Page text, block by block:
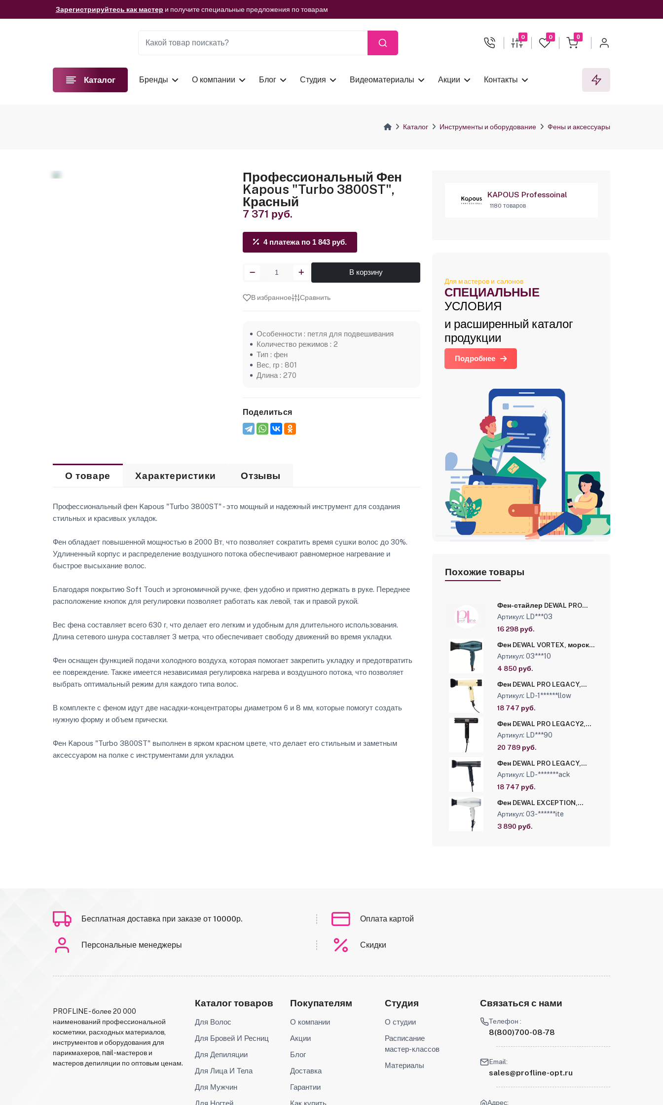
Зарегистрируйтесь как мастер и получите специальные предложения по товарам
Мы подготовили для вас видеоматериалы! Смотреть сейчас
0 0 0
Каталог Бренды О компании Блог Студия Видеоматериалы Акции Контакты
Каталог Инструменты и оборудование Фены и аксессуары
Профессиональный Фен
Kapous "Turbo 3800ST",
Красный
7 371 руб.
4 платежа по 1 843 руб.
В корзину
В избранное Сравнить
Особенности : петля для подвешивания
Количество режимов : 2
Тип : фен
Вес, гр : 801
Длина : 270
Поделиться
О товаре Характеристики Отзывы
Профессиональный фен Kapous "Turbo 3800ST" - это мощный и надежный инструмент для создания
стильных и красивых укладок.
Фен обладает повышенной мощностью в 2000 Вт, что позволяет сократить время сушки волос до 30%.
Удлиненный корпус и распределение воздушного потока обеспечивают равномерное нагревание и
быстрое высыхание волос.
Благодаря покрытию Soft Touch и эргономичной ручке, фен удобно и приятно держать в руке. Переднее
расположение кнопок для регулировки позволяет работать как левой, так и правой рукой.
Вес фена составляет всего 630 г, что делает его легким и удобным для длительного использования.
Длина сетевого шнура составляет 3 метра, что обеспечивает свободу движений во время укладки.
Фен оснащен функцией подачи холодного воздуха, которая помогает закрепить укладку и предотвратить
ее повреждение. Также имеется независимая регулировка нагрева и воздушного потока, что позволяет
выбрать оптимальный режим для каждого типа волос.
В комплекте с феном идут две насадки-концентраторы диаметром 6 и 8 мм, которые помогут создать
нужную форму и объем прически.
Фен Kapous "Turbo 3800ST" выполнен в ярком красном цвете, что делает его стильным и заметным
аксессуаром на полке с инструментами для укладки.
KAPOUS Professoinal
1180 товаров
Для мастеров и салонов
СПЕЦИАЛЬНЫЕ
УСЛОВИЯ
и расширенный каталог
продукции
Подробнее
Похожие товары
Фен-стайлер DEWAL PRO
LEGACY, 1300Вт,
беcщеточный мотор, 4
насадки, провод 3м
Артикул: LD***03
16 298 руб.
Фен DEWAL VORTEX, морская
волна, 2600Вт, ионизация,
2нас, провод 3м
Артикул: 03***10
4 850 руб.
Фен DEWAL PRO LEGACY,
сливочный, 1700W,
бесщеточный мотор,
ионизация, 2 насадки +
Артикул: LD-1******llow
18 747 руб.
Фен DEWAL PRO LEGACY2,
складной, 1600W,
бесщеточный
мотор,ионизация, 4 насадки
Артикул: LD***90
20 789 руб.
Фен DEWAL PRO LEGACY,
черный, 1700W,
бесщеточный мотор,
ионизация, 2 насадки +
Артикул: LD-*******ack
18 747 руб.
Фен DEWAL EXCEPTION,
белый, вес 570гр, 2200Вт, 2
насадки, провод 3м
Артикул: 03-******ite
3 890 руб.
Бесплатная доставка при заказе от 10000р. Оплата картой
Персональные менеджеры Скидки
PROFLINE - более 20 000
наименований профессиональной
косметики, расходных материалов,
инструментов и оборудования для
парикмахеров, nail-мастеров и
мастеров депиляции по оптовым ценам.
Каталог товаров
Для Волос
Для Бровей И Ресниц
Для Депиляции
Для Лица И Тела
Для Мужчин
Для Ногтей
Покупателям
О компании
Акции
Блог
Доставка
Гарантии
Как купить
Студия
О студии
Расписание
мастер-классов
Материалы
Связаться с нами
Телефон :
8(800)700-08-78
Email:
sales@profline-opt.ru
Адрес: